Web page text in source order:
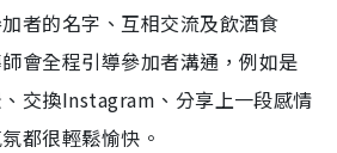
者的名字、互相交流及飲酒食
會全程引導參加者溝通，例如是
交換Instagram、分享上一段感情
都很輕鬆愉快。